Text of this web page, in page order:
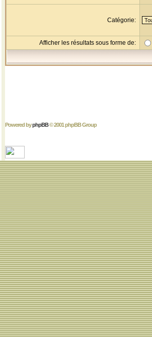
Catégorie:
Afficher les résultats sous forme de:
Powered byphpBB© 2001 phpBB Group